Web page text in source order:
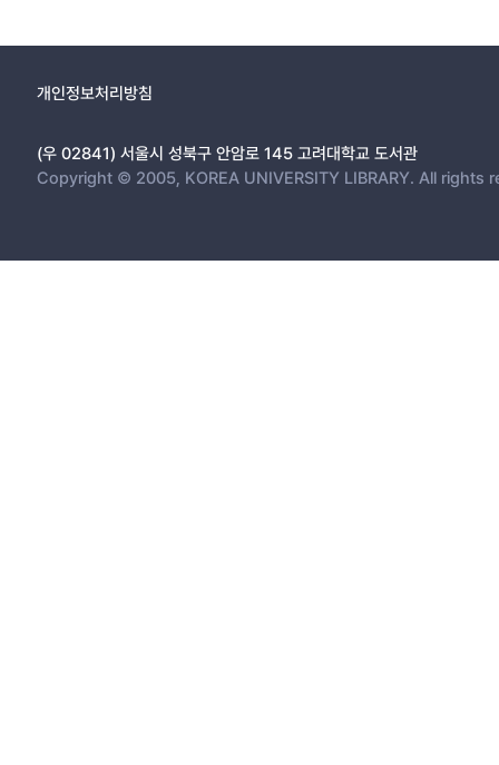
개인정보처리방침
(우 02841) 서울시 성북구 안암로 145 고려대학교 도서관
Copyright © 2005, KOREA UNIVERSITY LIBRARY. All rights